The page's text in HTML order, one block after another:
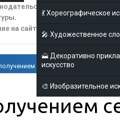
💃 Хореографическое
🎤 Художественное
🗻 Декоративно
искусство
🎨 Изобразительное
и официальных
на сайте 06.08.2026
сертификата